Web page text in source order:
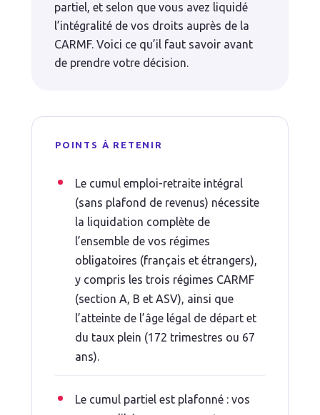
partiel, et selon que vous avez liquidé
l’intégralité de vos droits auprès de la
CARMF. Voici ce qu’il faut savoir avant
de prendre votre décision.
POINTS À RETENIR
Le cumul emploi-retraite intégral
(sans plafond de revenus) nécessite
la liquidation complète de
l’ensemble de vos régimes
obligatoires (français et étrangers),
y compris les trois régimes CARMF
(section A, B et ASV), ainsi que
l’atteinte de l’âge légal de départ et
du taux plein (172 trimestres ou 67
ans).
Le cumul partiel est plafonné : vos